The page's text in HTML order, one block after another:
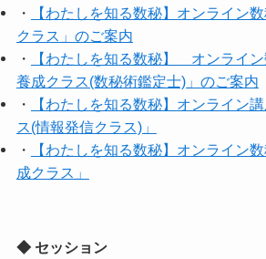
・
【わたしを知る数秘】オンライン
クラス」のご案内
・
【わたしを知る数秘】 オンライ
養成クラス(数秘術鑑定士)」のご案内
・
【わたしを知る数秘】オンライン
ス(情報発信クラス)」
・
【わたしを知る数秘】オンライン
成クラス」
◆ セッション